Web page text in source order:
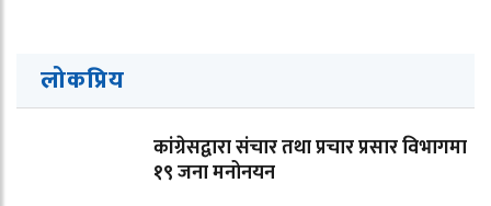
लोकप्रिय
कांग्रेसद्वारा संचार तथा प्रचार प्रसार विभागमा
१९ जना मनोनयन